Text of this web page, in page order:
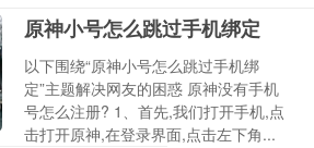
原神小号怎么跳过手机绑定
以下围绕“原神小号怎么跳过手机绑
定”主题解决网友的困惑 原神没有手机
号怎么注册? 1、首先,我们打开手机,点
击打开原神,在登录界面,点击左下角...